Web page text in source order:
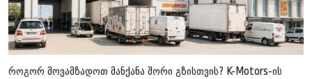
როგორ მოვამზადოთ მანქანა შორი გზისთვის? K-Motors-ის